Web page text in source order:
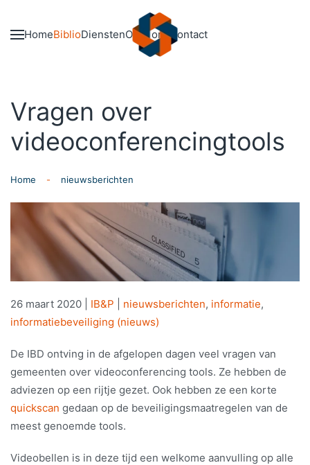
Skip to main content
HomeBiblioDienstenOver onsContact
Vragen over
videoconferencingtools
Home nieuwsberichten
26 maart 2020 IB&P nieuwsberichten, informatie,
informatiebeveiliging (nieuws)
De IBD ontving in de afgelopen dagen veel vragen van
gemeenten over videoconferencing tools. Ze hebben de
adviezen op een rijtje gezet. Ook hebben ze een korte
quickscan gedaan op de beveiligingsmaatregelen van de
meest genoemde tools.
Videobellen is in deze tijd een welkome aanvulling op alle